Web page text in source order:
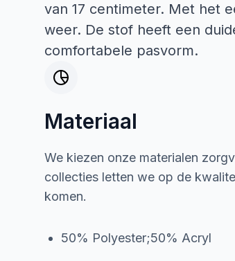
van 17 centimeter. Met het
weer. De stof heeft een
comfortabele pasvorm.
Materiaal
We kiezen onze materialen
collecties letten we op de
komen.
50% Polyester;50% Acryl